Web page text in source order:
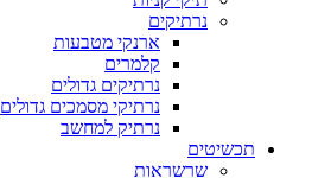
נרתיקים
ארנקי מטבעות
קלמרים
נרתיקים גדולים
נרתיקי מסמכים גדולים
נרתיק למחשב
תכשיטים
שרשראות